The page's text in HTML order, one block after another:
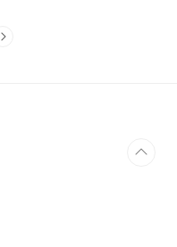
별 상금보기👇-순위별 상금